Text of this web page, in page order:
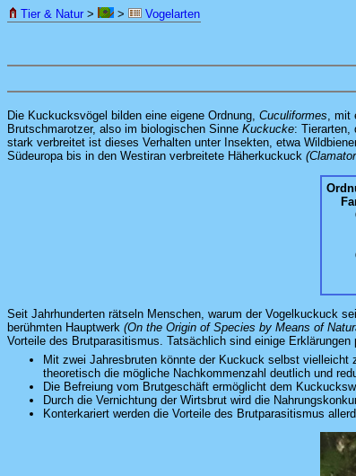
Tier & Natur > > Vogelarten
Die Kuckucksvögel bilden eine eigene Ordnung, Cuculiformes, mit
Brutschmarotzer, also im biologischen Sinne Kuckucke: Tierarten,
stark verbreitet ist dieses Verhalten unter Insekten, etwa
Südeuropa bis in den Westiran verbreitete Häherkuckuck
Seit Jahrhunderten rätseln Menschen, warum der Vogelkuckuck
berühmten Hauptwerk (On the Origin of Species by Means of
Vorteile des Brutparasitismus. Tatsächlich sind einige Erklärungen
Mit zwei Jahresbruten könnte der Kuckuck selbst vielleicht
theoretisch die mögliche Nachkommenzahl deutlich und
Die Befreiung vom Brutgeschäft ermöglicht dem
Durch die Vernichtung der Wirtsbrut wird die
Konterkariert werden die Vorteile des Brutparasitismus